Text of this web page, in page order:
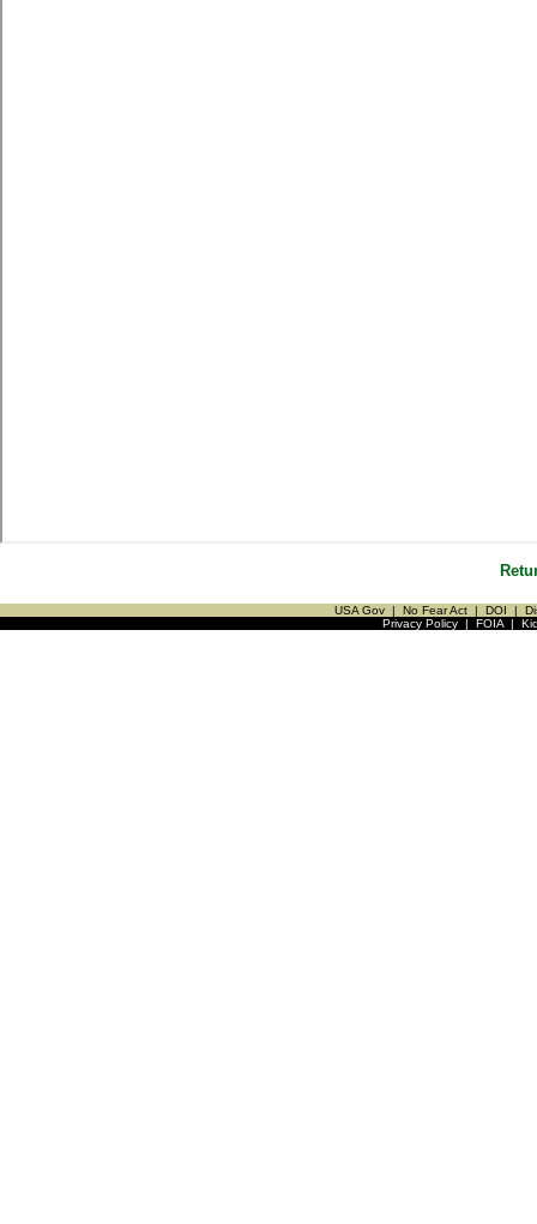
USA Gov | No Fear Act | DOI |
Privacy Policy| FOIA|